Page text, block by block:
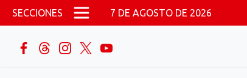
Pasar al contenido principal
SECCIONES 7 DE AGOSTO DE 2026
buscar